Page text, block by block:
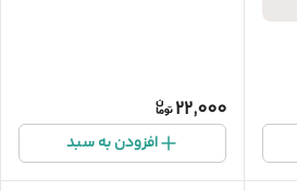
22,000
افزودن به سبد